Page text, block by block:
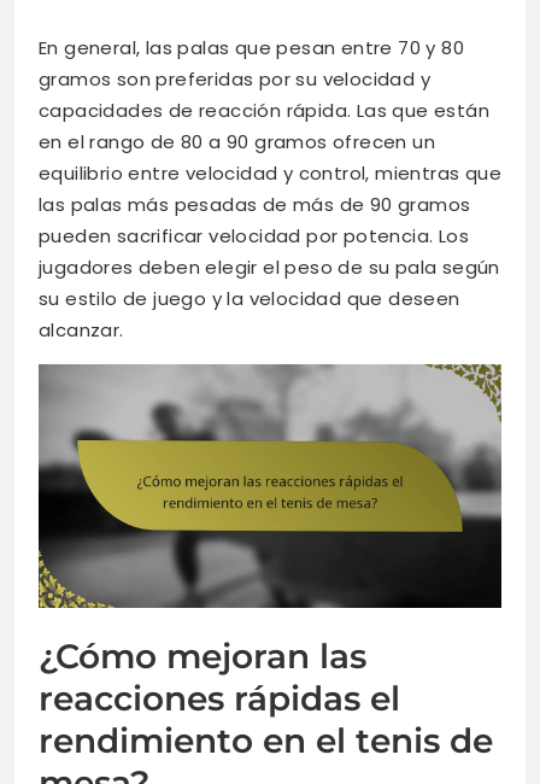
En general, las palas que pesan entre 70 y 80
gramos son preferidas por su velocidad y
capacidades de reacción rápida. Las que están
en el rango de 80 a 90 gramos ofrecen un
equilibrio entre velocidad y control, mientras que
las palas más pesadas de más de 90 gramos
pueden sacrificar velocidad por potencia. Los
jugadores deben elegir el peso de su pala según
su estilo de juego y la velocidad que deseen
alcanzar.
¿Cómo mejoran las
reacciones rápidas el
rendimiento en el tenis de